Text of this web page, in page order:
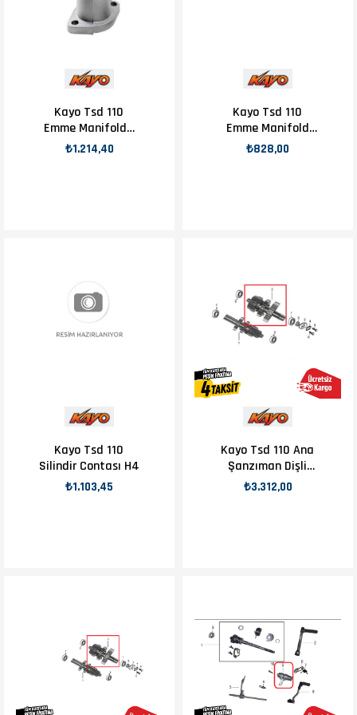
Kayo Tsd 110
Emme Manifoldu
H4
₺1.214,40
Kayo Tsd 110
Emme Manifold
Lastiği H4
₺828,00
Kayo Tsd 110
Silindir Contası H4
₺1.103,45
Kayo Tsd 110 Ana
Şanzıman Dişli
Seti H4
₺3.312,00